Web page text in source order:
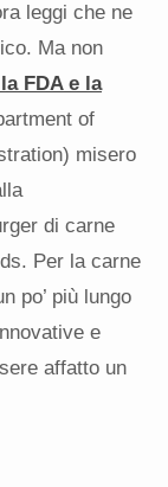
leggi che ne
Ma non
FDA e la
of
misero
di carne
Per la carne
po’ più lungo
e
affatto un